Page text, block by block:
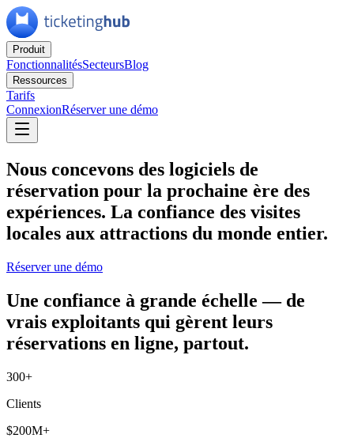
Produit
FonctionnalitésSecteursBlog
Ressources
Tarifs
ConnexionRéserver une démo
Nous concevons des logiciels de
réservation pour la prochaine ère des
expériences. La confiance des visites
locales aux attractions du monde entier.
Réserver une démo
Une confiance à grande échelle — de
vrais exploitants qui gèrent leurs
réservations en ligne, partout.
300+
Clients
$200M+